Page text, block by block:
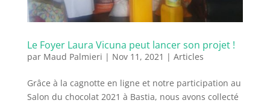
Le Foyer Laura Vicuna peut lancer son projet !
par Maud Palmieri | Nov 11, 2021 | Articles
Grâce à la cagnotte en ligne et notre participation au
Salon du chocolat 2021 à Bastia, nous avons collecté